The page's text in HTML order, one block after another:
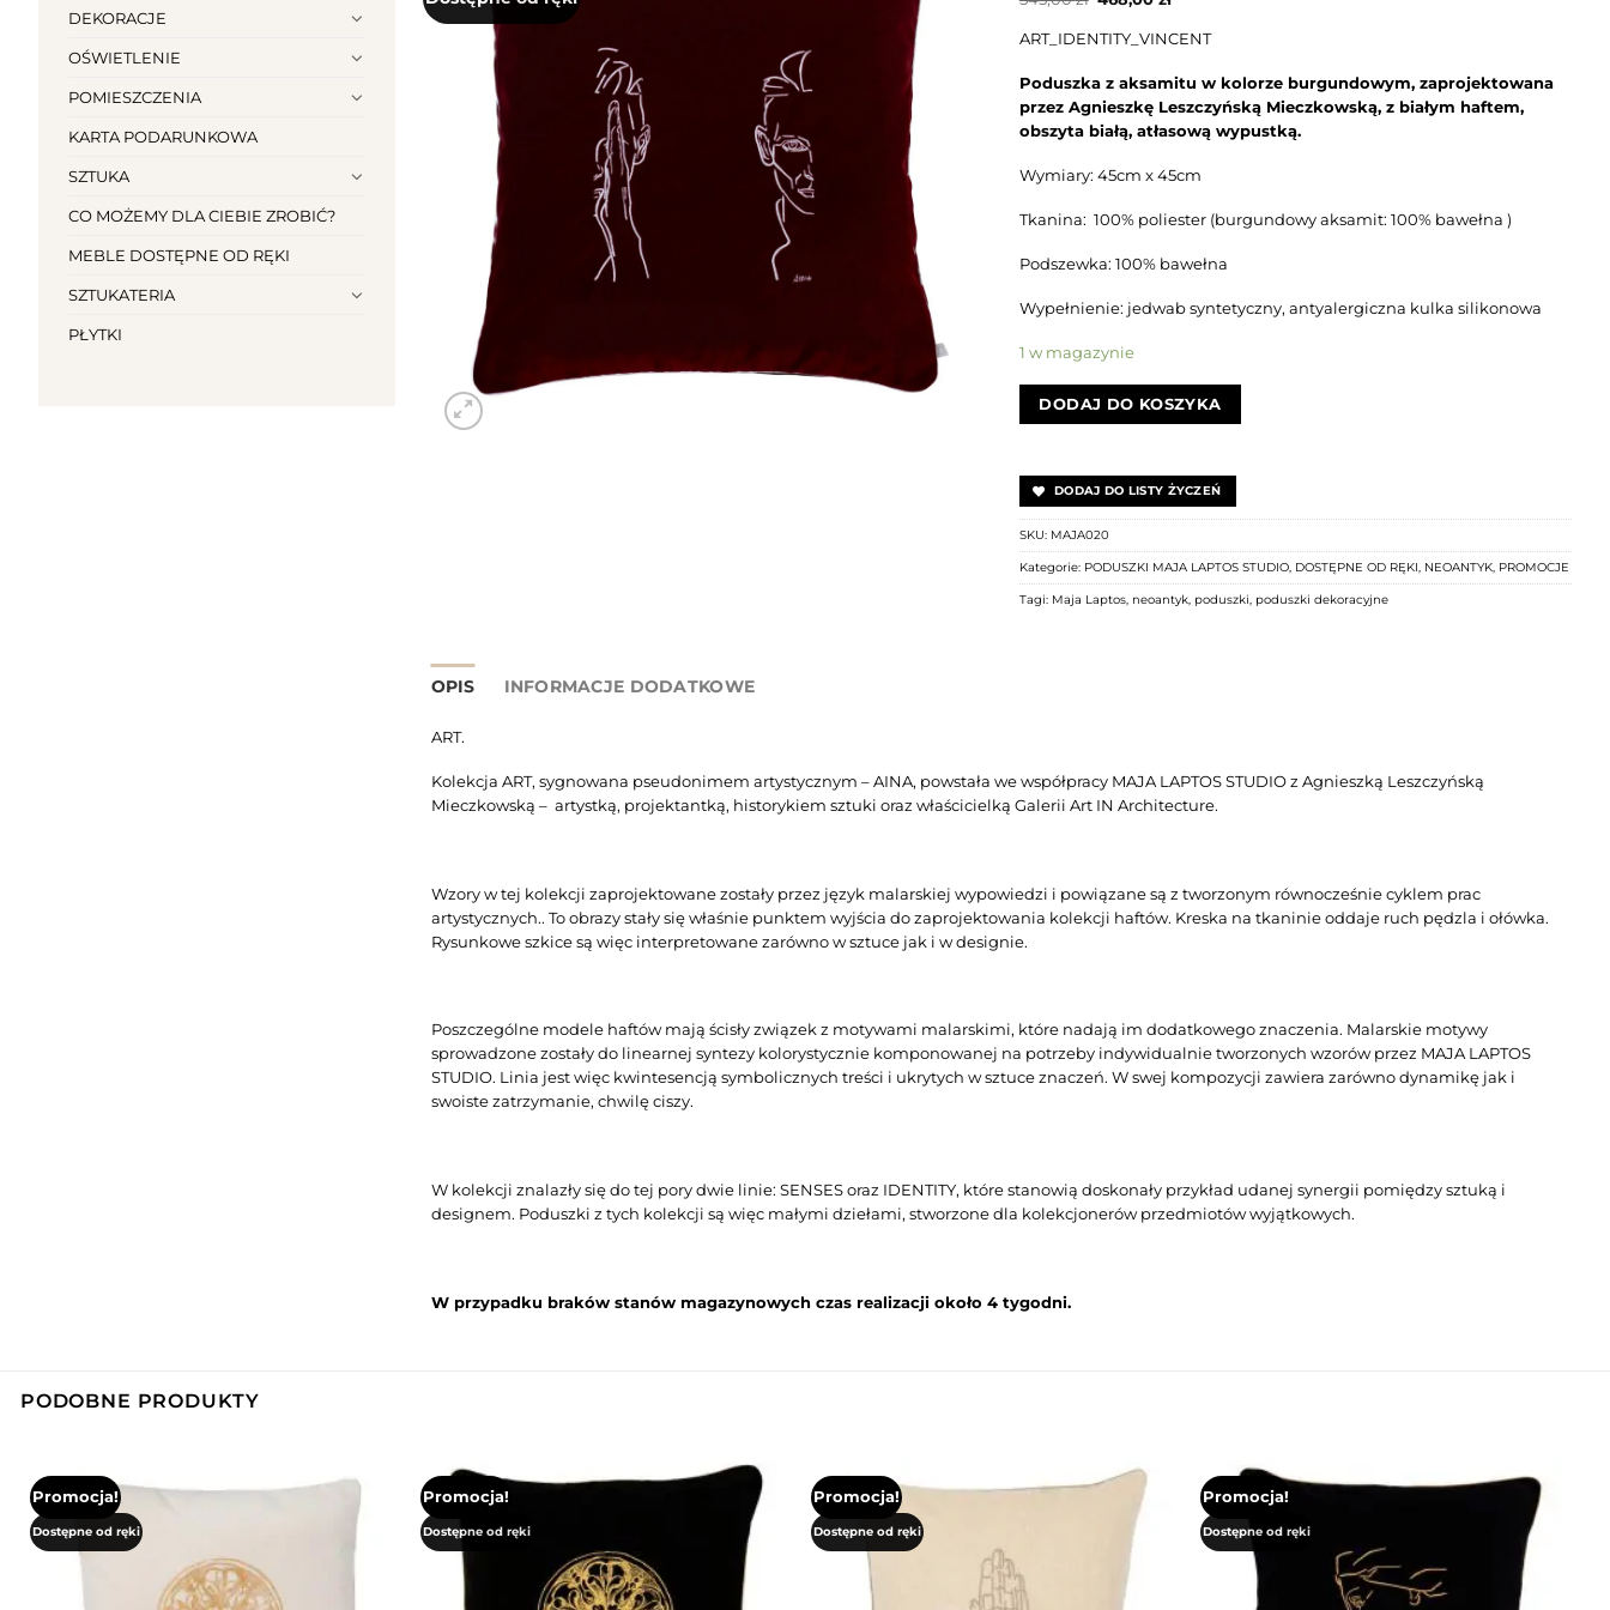
DEKORACJE
OŚWIETLENIE
POMIESZCZENIA
KARTA PODARUNKOWA
SZTUKA
CO MOŻEMY DLA CIEBIE ZROBIĆ?
MEBLE DOSTĘPNE OD RĘKI
SZTUKATERIA
PŁYTKI
cena
wynosiła:
545,00 zł.
wynosi:
468,00 zł.
ART_IDENTITY_VINCENT
Poduszka z aksamitu w kolorze burgundowym, zaprojektowana
przez Agnieszkę Leszczyńską Mieczkowską, z białym haftem,
obszyta białą, atłasową wypustką.
Wymiary: 45cm x 45cm
Tkanina: 100% poliester (burgundowy aksamit: 100% bawełna )
Podszewka: 100% bawełna
Wypełnienie: jedwab syntetyczny, antyalergiczna kulka silikonowa
1 w magazynie
DODAJ DO KOSZYKA
DODAJ DO LISTY ŻYCZEŃ
SKU: MAJA020
Kategorie: PODUSZKI MAJA LAPTOS STUDIO, DOSTĘPNE OD RĘKI NEOANTYK, PROMOCJE
Tagi: Maja Laptos, neoantyk, poduszki poduszki dekoracyjne
OPIS INFORMACJE DODATKOWE
ART.
Kolekcja ART, sygnowana pseudonimem artystycznym – AINA, powstała we współpracy MAJA LAPTOS STUDIO z Agnieszką Leszczyńską
Mieczkowską – artystką, projektantką, historykiem sztuki oraz właścicielką Galerii Art IN Architecture.
Wzory w tej kolekcji zaprojektowane zostały przez język malarskiej wypowiedzi i powiązane są z tworzonym równocześnie cyklem prac
artystycznych.. To obrazy stały się właśnie punktem wyjścia do zaprojektowania kolekcji haftów. Kreska na tkaninie oddaje ruch pędzla i ołówka.
Rysunkowe szkice są więc interpretowane zarówno w sztuce jak i w designie.
Poszczególne modele haftów mają ścisły związek z motywami malarskimi, które nadają im dodatkowego znaczenia. Malarskie motywy
sprowadzone zostały do linearnej syntezy kolorystycznie komponowanej na potrzeby indywidualnie tworzonych wzorów przez MAJA LAPTOS
STUDIO. Linia jest więc kwintesencją symbolicznych treści i ukrytych w sztuce znaczeń. W swej kompozycji zawiera zarówno dynamikę jak i
swoiste zatrzymanie, chwilę ciszy.
W kolekcji znalazły się do tej pory dwie linie: SENSES oraz IDENTITY, które stanowią doskonały przykład udanej synergii pomiędzy sztuką i
designem. Poduszki z tych kolekcji są więc małymi dziełami, stworzone dla kolekcjonerów przedmiotów wyjątkowych.
W przypadku braków stanów magazynowych czas realizacji około 4 tygodni.
PODOBNE PRODUKTY
Promocja!
Dostępne od ręki
Promocja!
Dostępne od ręki
Promocja!
Dostępne od ręki
Promocja!
Dostępne od ręki